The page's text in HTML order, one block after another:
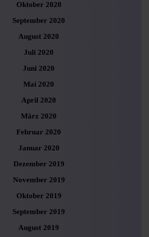
Oktober 2020
September 2020
August 2020
Juli 2020
Juni 2020
Mai 2020
April 2020
März 2020
Februar 2020
Januar 2020
Dezember 2019
November 2019
Oktober 2019
September 2019
August 2019